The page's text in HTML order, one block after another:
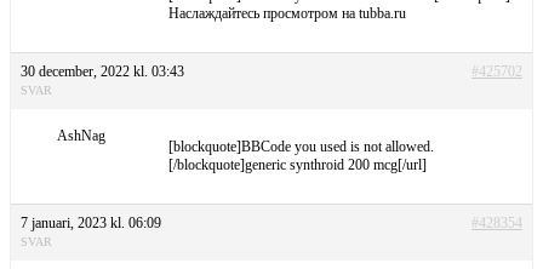
Наслаждайтесь просмотром на tubba.ru
30 december, 2022 kl. 03:43 #425702
SVAR
AshNag
[blockquote]BBCode you used is not allowed.
[/blockquote]generic synthroid 200 mcg[/url]
7 januari, 2023 kl. 06:09 #428354
SVAR